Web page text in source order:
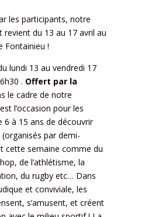
les participants, notre
du 13 au 17 avril au
Fontainieu !
lundi 13 au vendredi 17
. Offert par la
le cadre de notre
l’occasion pour les
6 à 15 ans de découvrir
par demi-
cette semaine comme du
de l’athlétisme, la
du rugby etc… Dans
et conviviale, les
s’amusent, et créent